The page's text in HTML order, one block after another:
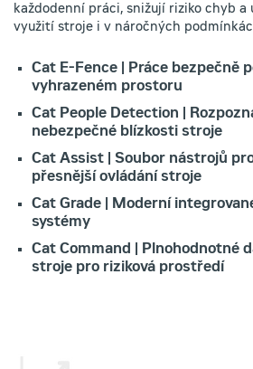
každodenní práci, snižují riziko chyb a
využití stroje i v náročných
Cat E-Fence | Práce bezpečně
vyhrazeném prostoru
Cat People Detection |
nebezpečné blízkosti stroje
Cat Assist | Soubor nástrojů
přesnější ovládání stroje
Cat Grade | Moderní
systémy
Cat Command | Plnohodnotné
stroje pro riziková prostředí